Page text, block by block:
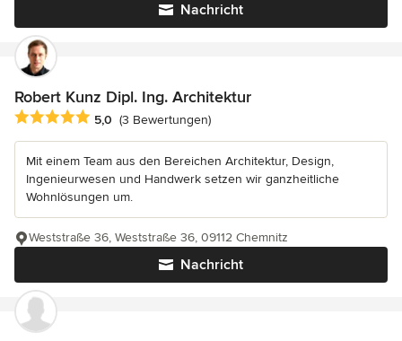
Nachricht
Robert Kunz Dipl. Ing. Architektur
Durchschnittliche Bewertung: 5 von 5 Sternen
5,0 (3 Bewertungen)
Mit einem Team aus den Bereichen Architektur, Design,
Ingenieurwesen und Handwerk setzen wir ganzheitliche
Wohnlösungen um.
Nachricht
Weststraße 36, Weststraße 36, 09112 Chemnitz